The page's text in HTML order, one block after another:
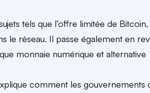
tels que l’offre limitée de
le réseau. Il passe également en
monnaie numérique et alternative
comment les gouvernements